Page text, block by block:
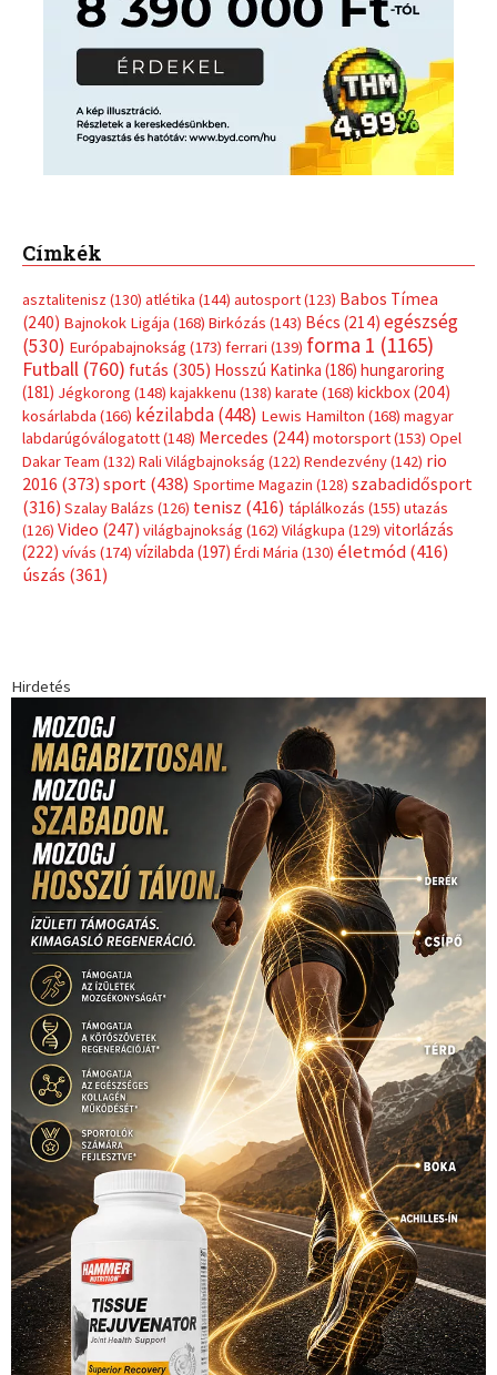
Címkék
asztalitenisz (130) atlétika (144) autosport(123) Babos Tímea
(240) Bajnokok Ligája (168) Birkózás (143) Bécs (214) egészség
(530) Európabajnokság (173) ferrari (139) forma 1 (1165)
Futball (760) futás (305) Hosszú Katinka (186) hungaroring
(181) Jégkorong (148) kajakkenu (138) karate (168) kickbox(204)
kosárlabda (166) kézilabda(448) Lewis Hamilton (168) magyar
labdarúgóválogatott(148) Mercedes (244) motorsport(153) Opel
Dakar Team (132) Rali Világbajnokság (122) Rendezvény(142) rio
2016 (373) sport(438) Sportime Magazin (128) szabadidősport
(316) Szalay Balázs (126) tenisz (416) táplálkozás (155) utazás
(126) Video (247) világbajnokság (162) Világkupa (129) vitorlázás
(222) vívás (174) vízilabda (197) Érdi Mária (130) életmód(416)
úszás (361)
Hirdetés